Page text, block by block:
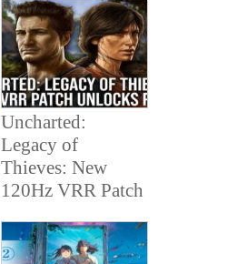
Uncharted:
Legacy of
Thieves: New
120Hz VRR Patch
Performance